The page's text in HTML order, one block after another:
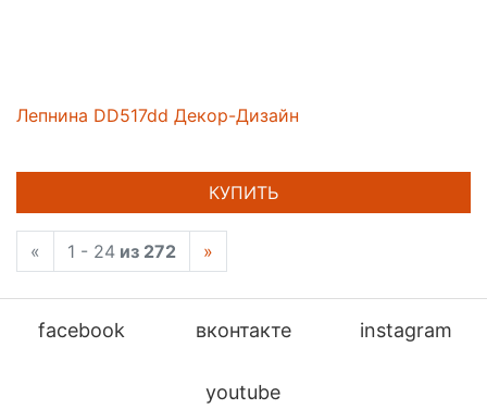
Лепнина DD517dd Декор-Дизайн
КУПИТЬ
« 1 - 24 из 272 »
facebook вконтакте instagram
youtube